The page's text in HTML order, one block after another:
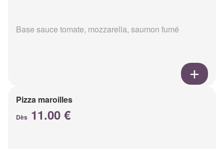
Base sauce tomate, mozzarella, saumon fumé
Pizza maroilles
Dès 11.00 €